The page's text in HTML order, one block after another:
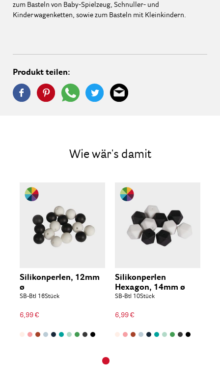
zum Basteln von Baby-Spielzeug, Schnuller- und
Kinderwagenketten, sowie zum Basteln mit Kleinkindern.
Produkt teilen:
Wie wär's damit
Silikonperlen, 12mm
ø
SB-Btl 16Stück
6,99 €
Silikonperlen
Hexagon, 14mm ø
SB-Btl 10Stück
6,99 €